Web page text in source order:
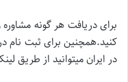
برای دریافت هر گونه مشاوره
کنید.همچنین برای ثبت نام
در ایران میتوانید از طریق